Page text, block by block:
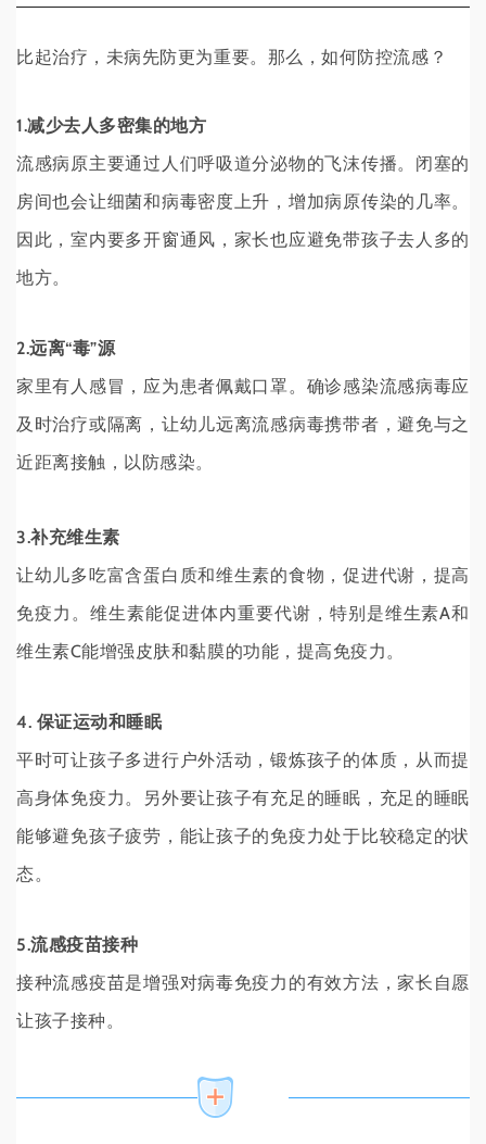
比起治疗，未病先防更为重要。那么，如何防控流感？
1.减少去人多密集的地方
流感病原主要通过人们呼吸道分泌物的飞沫传播。闭塞的
房间也会让细菌和病毒密度上升，增加病原传染的几率。
因此，室内要多开窗通风，家长也应避免带孩子去人多的
地方。
2.远离“毒”源
家里有人感冒，应为患者佩戴口罩。确诊感染流感病毒应
及时治疗或隔离，让幼儿远离流感病毒携带者，避免与之
近距离接触，以防感染。
3.补充维生素
让幼儿多吃富含蛋白质和维生素的食物，促进代谢，提高
免疫力。维生素能促进体内重要代谢，特别是维生素A和
维生素C能增强皮肤和黏膜的功能，提高免疫力。
4. 保证运动和睡眠
平时可让孩子多进行户外活动，锻炼孩子的体质，从而提
高身体免疫力。另外要让孩子有充足的睡眠，充足的睡眠
能够避免孩子疲劳，能让孩子的免疫力处于比较稳定的状
态。
5.流感疫苗接种
接种流感疫苗是增强对病毒免疫力的有效方法，家长自愿
让孩子接种。